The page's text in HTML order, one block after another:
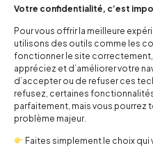
Votre confidentialité, c’est
Pour vous offrir la meilleure
utilisons des outils comme les
fonctionner le site
appréciez et d’améliorer votre
d’accepter ou de refuser ces
refusez, certaines
parfaitement, mais vous pourrez
problème majeur.
Faites simplement le choix qui
Kid T-Shirt Rock & Roll - Six
confortable au style rock
filles passionnés…